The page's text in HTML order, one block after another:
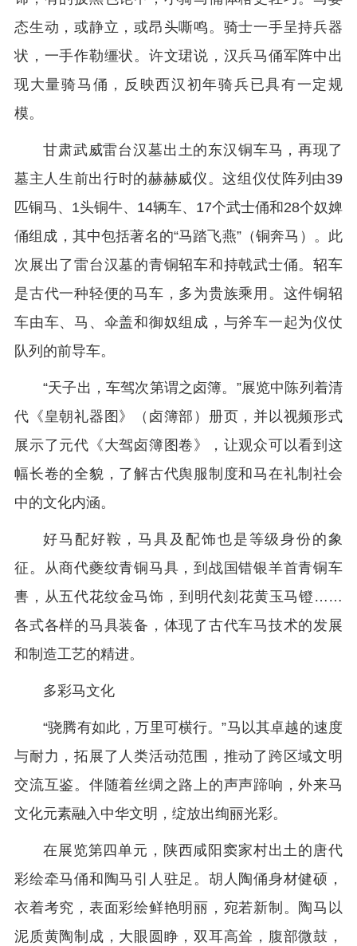
态生动，或静立，或昂头嘶鸣。骑士一手呈持兵器
状，一手作勒缰状。许文珺说，汉兵马俑军阵中出
现大量骑马俑，反映西汉初年骑兵已具有一定规
模。
甘肃武威雷台汉墓出土的东汉铜车马，再现了
墓主人生前出行时的赫赫威仪。这组仪仗阵列由39
匹铜马、1头铜牛、14辆车、17个武士俑和28个奴婢
俑组成，其中包括著名的“马踏飞燕”（铜奔马）。此
次展出了雷台汉墓的青铜轺车和持戟武士俑。轺车
是古代一种轻便的马车，多为贵族乘用。这件铜轺
车由车、马、伞盖和御奴组成，与斧车一起为仪仗
队列的前导车。
“天子出，车驾次第谓之卤簿。”展览中陈列着清
代《皇朝礼器图》（卤簿部）册页，并以视频形式
展示了元代《大驾卤簿图卷》，让观众可以看到这
幅长卷的全貌，了解古代舆服制度和马在礼制社会
中的文化内涵。
好马配好鞍，马具及配饰也是等级身份的象
征。从商代夔纹青铜马具，到战国错银羊首青铜车
軎，从五代花纹金马饰，到明代刻花黄玉马镫……
各式各样的马具装备，体现了古代车马技术的发展
和制造工艺的精进。
多彩马文化
“骁腾有如此，万里可横行。”马以其卓越的速度
与耐力，拓展了人类活动范围，推动了跨区域文明
交流互鉴。伴随着丝绸之路上的声声蹄响，外来马
文化元素融入中华文明，绽放出绚丽光彩。
在展览第四单元，陕西咸阳窦家村出土的唐代
彩绘牵马俑和陶马引人驻足。胡人陶俑身材健硕，
衣着考究，表面彩绘鲜艳明丽，宛若新制。陶马以
泥质黄陶制成，大眼圆睁，双耳高耸，腹部微鼓，